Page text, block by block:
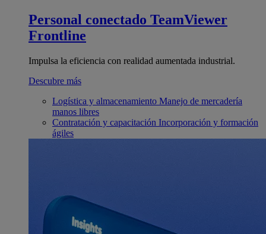
Personal conectado TeamViewer
Frontline
Impulsa la eficiencia con realidad aumentada industrial.
Descubre más
Logística y almacenamiento Manejo de mercadería
manos libres
Contratación y capacitación Incorporación y formación
ágiles